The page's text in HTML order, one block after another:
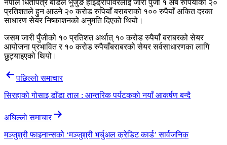
नेपाल धितोपत्र बोर्डले भुजुङ हाइड्रोपावरलाई जारी पुँजी १ अर्ब रुपियाँको २०
प्रतिशतले हुन आउने २० करोड रुपियाँ बराबराको १०० रुपैयाँ अकित दरका
साधारण सेयर निष्काशनको अनुमति दिएको थियो।
जसम जारी पुँजीको १० प्रतिशत अर्थात् १० करोड रुपैयाँ बराबरको सेयर
आयोजना प्रभावित र १० करोड रुपैयाँबराबरको सेयर सर्वसाधारणका लागि
छुट्याइएको थियो।
Post
navigation
पछिल्लाे समाचार
सिरहाको गोसाइ डाँडा ताल : आन्तरिक पर्यटकको नयाँ आकर्षण बन्दै
अघिल्लाे समाचार
मञ्जुश्री फाइनान्सको ‘मञ्जुश्री भर्चुअल क्रेडिट कार्ड’ सार्वजनिक